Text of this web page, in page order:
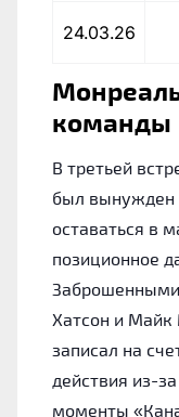
24.03.26
команды
В третьей
был вынужден
оставаться в
позиционное
Хатсон и Майк
записал на
действия из-
моменты